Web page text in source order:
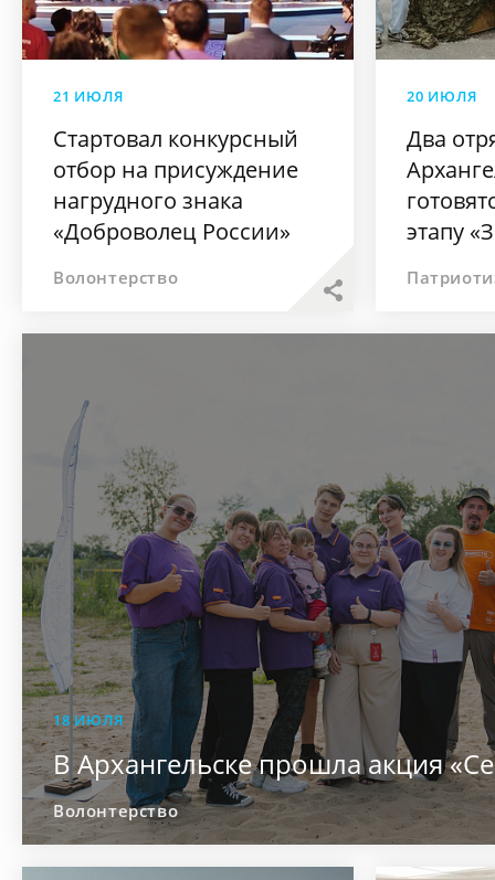
21 ИЮЛЯ
Стартовал конкурсный
отбор на присуждение
нагрудного знака
«Доброволец России»
Волонтерство
20 ИЮЛЯ
Два
этапу
18 ИЮЛЯ
В Архангельске прошла акция
Волонтерство